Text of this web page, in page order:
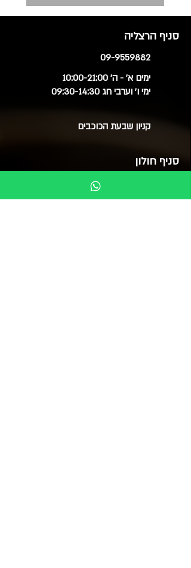
סניף הרצליה
09-9559882
ימים א' - ה' 10:00-21:00
ימי ו' וערבי חג 09:30-14:30
קניון שבעת הכוכבים
סניף חולון
ימים א', ב', ד', ה' 09:30-20:00